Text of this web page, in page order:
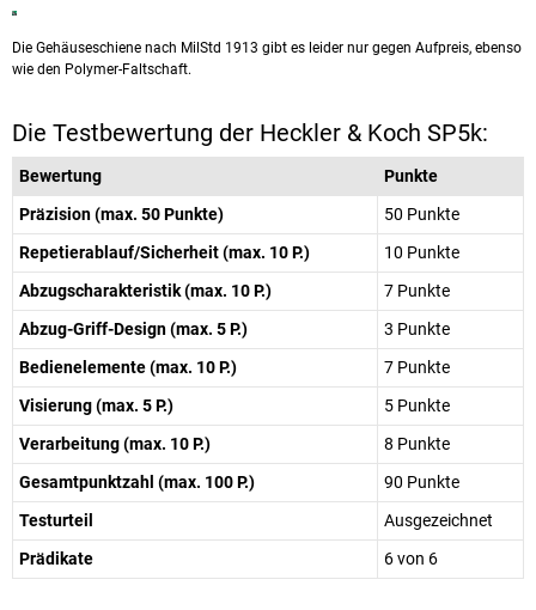
Die Gehäuseschiene nach MilStd 1913 gibt es leider nur gegen Aufpreis, ebenso
wie den Polymer-Faltschaft.
Die Testbewertung der Heckler & Koch SP5k:
Bewertung
Punkte
Präzision (max. 50 Punkte)
50 Punkte
Repetierablauf/Sicherheit (max. 10 P.)
10 Punkte
Abzugscharakteristik (max. 10 P.)
7 Punkte
Abzug-Griff-Design (max. 5 P.)
3 Punkte
Bedienelemente (max. 10 P.)
7 Punkte
Visierung (max. 5 P.)
5 Punkte
Verarbeitung (max. 10 P.)
8 Punkte
Gesamtpunktzahl (max. 100 P.)
90 Punkte
Testurteil
Ausgezeichnet
Prädikate
6 von 6